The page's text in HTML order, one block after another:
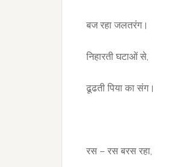
बज रहा जलतरंग।
निहारती घटाओं से,
ढूढती पिया का संग।
रस – रस बरस रहा,